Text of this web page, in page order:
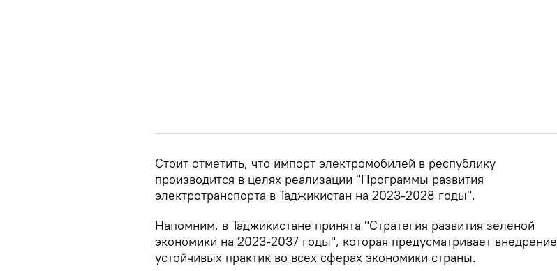
Стоит отметить, что импорт электромобилей в республику
производится в целях реализации "Программы развития
электротранспорта в Таджикистан на 2023-2028 годы".
Напомним, в Таджикистане принята "Стратегия развития зеленой
экономики на 2023-2037 годы", которая предусматривает внедрение
устойчивых практик во всех сферах экономики страны.